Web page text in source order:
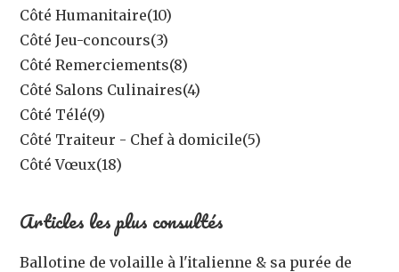
Côté Humanitaire(10)
Côté Jeu-concours(3)
Côté Remerciements(8)
Côté Salons Culinaires(4)
Côté Télé(9)
Côté Traiteur - Chef à domicile(5)
Côté Vœux(18)
Articles les plus consultés
Ballotine de volaille à l'italienne & sa purée de